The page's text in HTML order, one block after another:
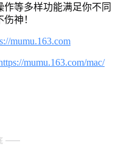
等多样功能满足你不同
神！
mumu.163.com
mumu.163.com/mac/